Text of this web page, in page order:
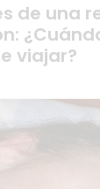
de una
viajar?